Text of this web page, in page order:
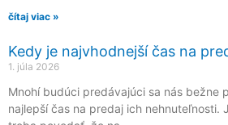
čítaj viac »
Kedy je najvhodnejší čas na
1. júla 2026
Mnohí budúci predávajúci sa nás bežne
najlepší čas na predaj ich nehnuteľnosti.